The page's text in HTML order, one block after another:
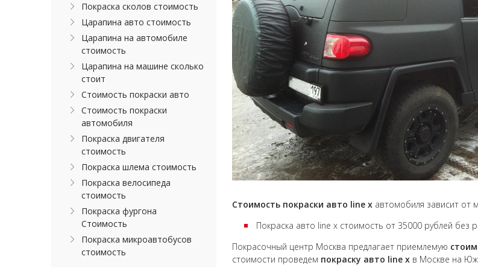
Стоимость покраски авто line x автомобиля зависит от
Покраска авто line x стоимость от 35000 рублей без
Покрасочный центр Москва предлагает приемлемую
стоимости проведем покраску авто line x в Москве на
Покраска сколов стоимость
Царапина авто стоимость
Царапина на автомобиле
стоимость
Царапина на машине сколько
стоит
Стоимость покраски авто
Стоимость покраски
автомобиля
Покраска двигателя
стоимость
Покраска шлема стоимость
Покраска велосипеда
стоимость
Покраска фургона
Стоимость
Покраска микроавтобусов
стоимость